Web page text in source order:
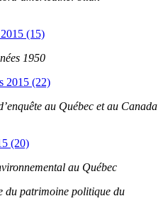
(15)
1950
2015 (22)
au Québec et au Canada
(20)
au Québec
du patrimoine politique du